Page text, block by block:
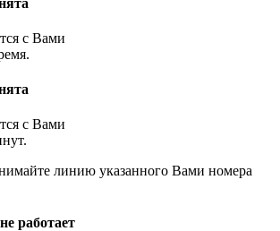
с Вами
с Вами
линию указанного Вами номера
работает